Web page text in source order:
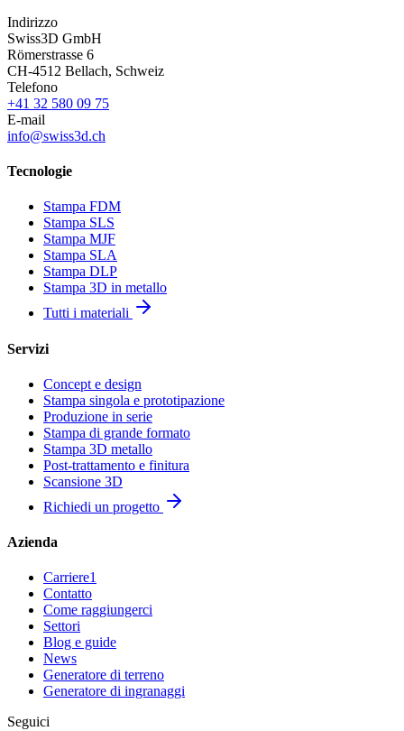
Indirizzo
Swiss3D GmbH
Römerstrasse 6
CH-4512 Bellach, Schweiz
Telefono
+41 32 580 09 75
E-mail
info@swiss3d.ch
Tecnologie
Stampa FDM
Stampa SLS
Stampa MJF
Stampa SLA
Stampa DLP
Stampa 3D in metallo
Tutti i materiali
Servizi
Concept e design
Stampa singola e prototipazione
Produzione in serie
Stampa di grande formato
Stampa 3D metallo
Post-trattamento e finitura
Scansione 3D
Richiedi un progetto
Azienda
Carriere1
Contatto
Come raggiungerci
Settori
Blog e guide
News
Generatore di terreno
Generatore di ingranaggi
Seguici